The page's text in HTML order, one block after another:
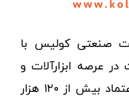
صنعتی کولیس با
سال فعالیت در عرصه ابزارآلات و
کالاهای صنعتی توانسته مورد اعتماد بیش از ۱۲۰ هزار